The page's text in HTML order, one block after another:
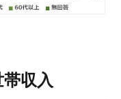
収入